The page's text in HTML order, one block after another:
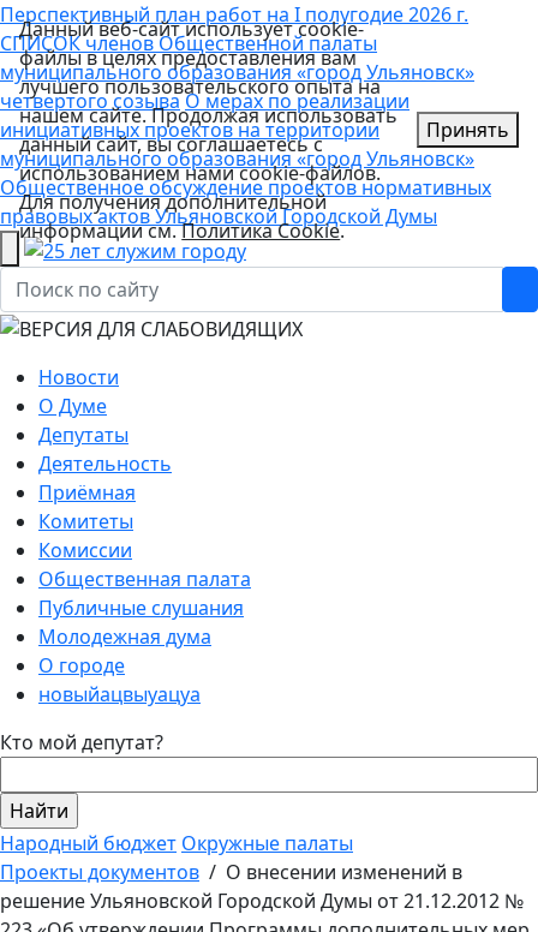
Перспективный план работ на I полугодие 2026 г.
СПИСОК членов Общественной палаты
муниципального образования «город Ульяновск»
четвертого созываО мерах по реализации
инициативных проектов на территории
муниципального образования «город Ульяновск»
Общественное обсуждение проектов нормативных
правовых актов Ульяновской Городской Думы
Новости
О Думе
Депутаты
Деятельность
Приёмная
Комитеты
Комиссии
Общественная палата
Публичные слушания
Молодежная дума
О городе
новыйацвыуацуа
Кто мой депутат?
Народный бюджет Окружные палаты
Проекты документов / О внесении изменений в
решение Ульяновской Городской Думы от 21.12.2012 №
Данный веб-сайт использует cookie-
файлы в целях предоставления вам
лучшего пользовательского опыта на
нашем сайте. Продолжая использовать
данный сайт, вы соглашаетесь с
использованием нами cookie-файлов.
Для получения дополнительной
информации см.Политика Cookie.
Принять